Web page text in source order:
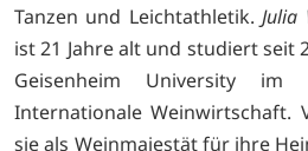
Tanzen und Leichtathletik.Julia
ist 21 Jahre alt und studiert seit
Geisenheim University im
Internationale Weinwirtschaft.
sie als Weinmajestät für ihre